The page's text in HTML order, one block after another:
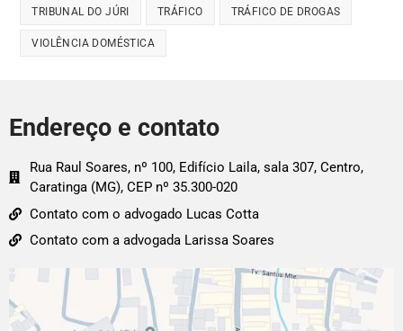
TRIBUNAL DO JÚRI TRÁFICO TRÁFICO DE DROGAS
VIOLÊNCIA DOMÉSTICA
Endereço e contato
Rua Raul Soares, nº 100, Edifício Laila, sala 307, Centro,
Caratinga (MG), CEP nº 35.300-020
Contato com o advogado Lucas Cotta
Contato com a advogada Larissa Soares